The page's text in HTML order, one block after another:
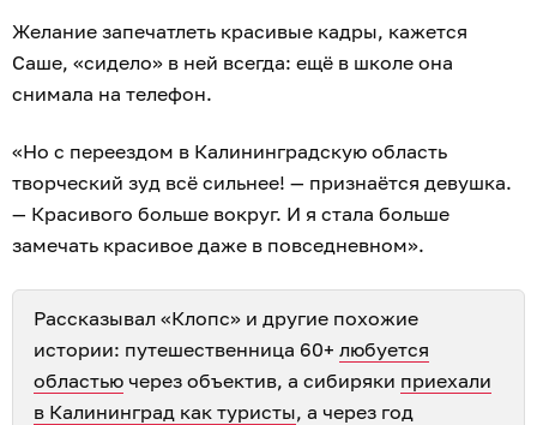
Желание запечатлеть красивые кадры, кажется
Саше, «сидело» в ней всегда: ещё в школе она
снимала на телефон.
«Но с переездом в Калининградскую область
творческий зуд всё сильнее! — признаётся девушка.
— Красивого больше вокруг. И я стала больше
замечать красивое даже в повседневном».
Рассказывал «Клопс» и другие похожие
истории: путешественница 60+ любуется
областью через объектив, а сибиряки приехали
в Калининград как туристы, а через год